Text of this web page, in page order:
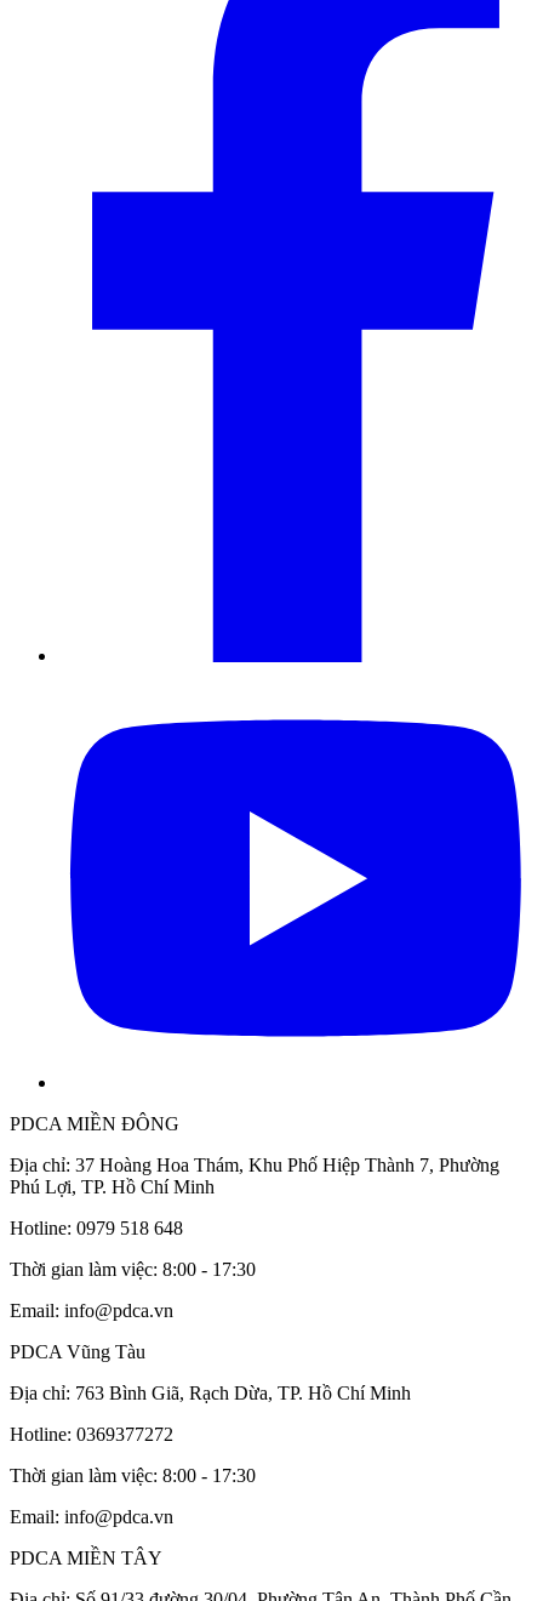
PDCA MIỀN ĐÔNG
Địa chỉ: 37 Hoàng Hoa Thám, Khu Phố Hiệp Thành 7, Phường
Phú Lợi, TP. Hồ Chí Minh
Hotline: 0979 518 648
Thời gian làm việc: 8:00 - 17:30
Email: info@pdca.vn
PDCA Vũng Tàu
Địa chỉ: 763 Bình Giã, Rạch Dừa, TP. Hồ Chí Minh
Hotline: 0369377272
Thời gian làm việc: 8:00 - 17:30
Email: info@pdca.vn
PDCA MIỀN TÂY